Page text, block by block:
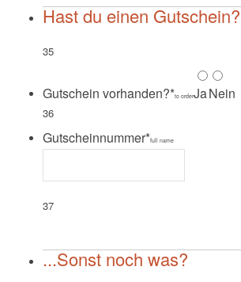
Hast du einen Gutschein?
35
Gutschein vorhanden?*to orderJaNein
36
Gutscheinnummer*full name
37
...Sonst noch was?